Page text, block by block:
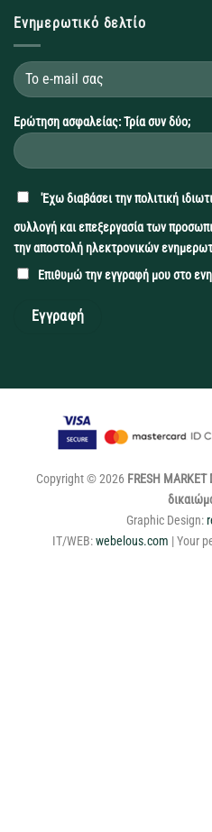
Ενημερωτικό δελτίο
Ερώτηση ασφαλείας: Τρία συν δύο;
'Εχω διαβάσει τηνπολιτική
συλλογή και επεξεργασία των
την αποστολή ηλεκτρονικών
Επιθυμώ την εγγραφή μου στο
Copyright © 2026 FRESH
Graphic Design:
IT/WEB:webelous.com | Your